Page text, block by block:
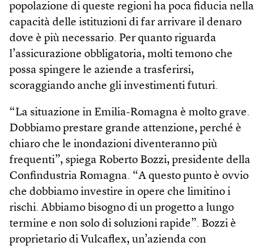
popolazione di queste regioni ha poca fiducia nella
capacità delle istituzioni di far arrivare il denaro
dove è più necessario. Per quanto riguarda
l’assicurazione obbligatoria, molti temono che
possa spingere le aziende a trasferirsi,
scoraggiando anche gli investimenti futuri.
“La situazione in Emilia-Romagna è molto grave.
Dobbiamo prestare grande attenzione, perché è
chiaro che le inondazioni diventeranno più
frequenti”, spiega Roberto Bozzi, presidente della
Confindustria Romagna. “A questo punto è ovvio
che dobbiamo investire in opere che limitino i
rischi. Abbiamo bisogno di un progetto a lungo
termine e non solo di soluzioni rapide”. Bozzi è
proprietario di Vulcaflex, un’azienda con